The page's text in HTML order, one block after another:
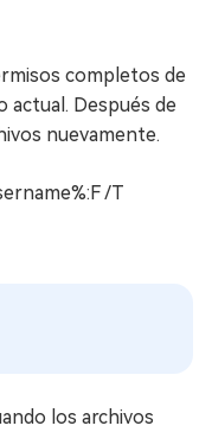
completos de
actual. Después de
nuevamente.
/T
los archivos